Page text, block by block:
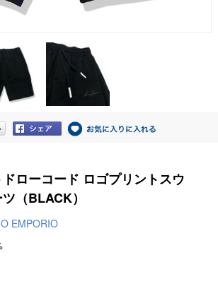
ローコード ロゴプリントスウ
（BLACK）
EMPORIO